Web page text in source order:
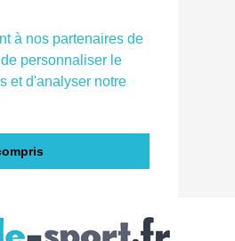
à nos partenaires de
personnaliser le
et d'analyser notre